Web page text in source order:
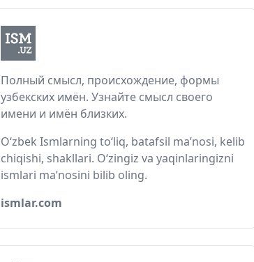
Полный смысл, происхождение, формы
узбекских имён. Узнайте смысл своего
имени и имён близких.
O‘zbek Ismlarning to‘liq, batafsil ma’nosi, kelib
chiqishi, shakllari. O‘zingiz va yaqinlaringizni
ismlari ma’nosini bilib oling.
ismlar.com